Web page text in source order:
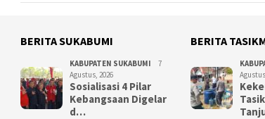
BERITA SUKABUMI
KABUPATEN SUKABUMI
7
Agustus, 2026
Sosialisasi 4 Pilar
Kebangsaan Digelar
d…
BERITA